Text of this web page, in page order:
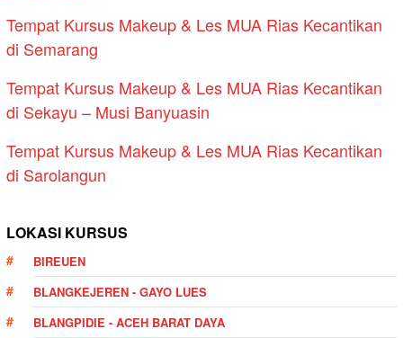
Tempat Kursus Makeup & Les MUA Rias Kecantikan
di Semarang
Tempat Kursus Makeup & Les MUA Rias Kecantikan
di Sekayu – Musi Banyuasin
Tempat Kursus Makeup & Les MUA Rias Kecantikan
di Sarolangun
LOKASI KURSUS
BIREUEN
BLANGKEJEREN - GAYO LUES
BLANGPIDIE - ACEH BARAT DAYA